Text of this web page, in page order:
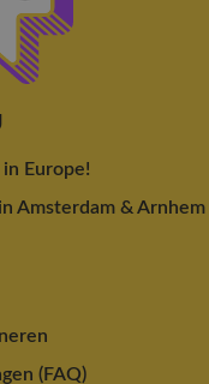
Europe!
Amsterdam & Arnhem
(FAQ)